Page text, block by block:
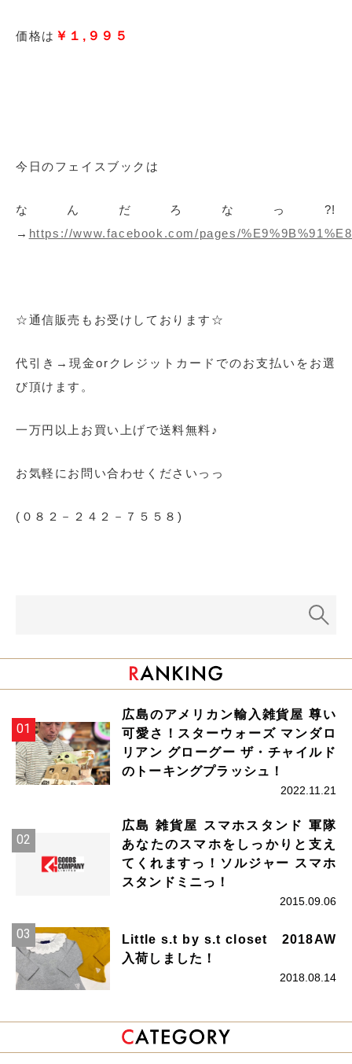
価格は ￥１,９９５
今日のフェイスブックは
なんだろなっ?!
→ https://www.facebook.com/pages/
☆通信販売もお受けしております☆
代引き→現金orクレジットカードでのお支払いをお選
び頂けます。
一万円以上お買い上げで送料無料♪
お気軽にお問い合わせくださいっっ
(０８２－２４２－７５５８)
広島のアメリカン輸入雑貨屋 尊い
可愛さ！スターウォーズ マンダロ
リアン グローグー ザ・チャイルド
のトーキングプラッシュ！
2022.11.21
広島 雑貨屋 スマホスタンド 軍隊
あなたのスマホをしっかりと支え
てくれますっ！ソルジャー スマホ
スタンドミニっ！
2015.09.06
Little s.t by s.t closet 2018AW
入荷しました！
2018.08.14